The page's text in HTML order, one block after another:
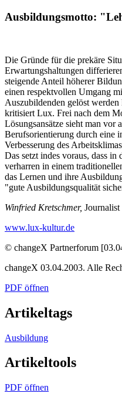
Ausbildungsmotto:
Die Gründe für die prekäre
Erwartungshaltungen
steigende Anteil höherer
einen respektvollen Umgang
Auszubildenden gelöst
kritisiert Lux. Frei nach dem
Lösungsansätze sieht man vor
Berufsorientierung durch eine
Verbesserung des
Das setzt indes voraus, dass
verharren in einem
das Lernen und ihre
"gute Ausbildungsqualität
Winfried Kretschmer,
www.lux-kultur.de
© changeX Partnerforum
changeX 03.04.2003. Alle
PDF öffnen
Artikeltags
Ausbildung
Artikeltools
PDF öffnen